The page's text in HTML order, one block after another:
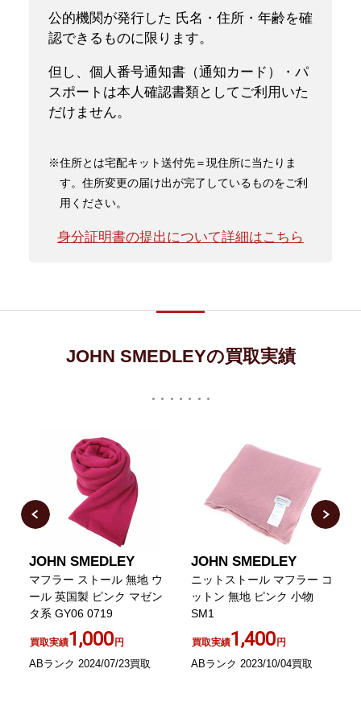
公的機関が発行した 氏名・住所・年齢を確
認できるものに限ります。
但し、個人番号通知書（通知カード）・パ
スポートは本人確認書類としてご利用いた
だけません。
※住所とは宅配キット送付先＝現住所に当たりま
す。住所変更の届け出が完了しているものをご利
用ください。
身分証明書の提出について詳細はこちら
JOHN SMEDLEYの買取実績
JOHN SMEDLEY
マフラー ストール 無地 ウ
ール 英国製 ピンク マゼン
タ系 GY06 0719
買取実績1,000円
ABランク 2024/07/23買取
JOHN SMEDLEY
ニットストール マフラー コ
ットン 無地 ピンク 小物
SM1
買取実績1,400円
ABランク 2023/10/04買取